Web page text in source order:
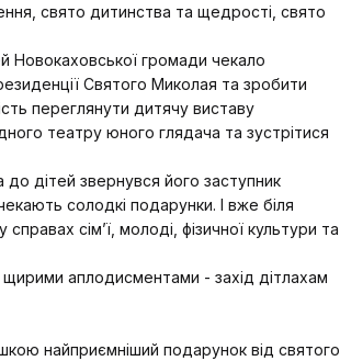
свято дитинства та щедрості, свято
Новокаховської громади чекало
Святого Миколая та зробити
переглянути дитячу виставу
театру юного глядача та зустрітися
дітей звернувся його заступник
солодкі подарунки. І вже біля
сім’ї, молоді, фізичної культури та
аплодисментами - захід дітлахам
найприємніший подарунок від святого